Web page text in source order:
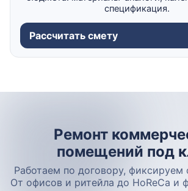
спецификация.
Рассчитать смету
Ремонт
помещений под
Работаем по договору, фиксируем
От офисов и ритейла до HoReCa и